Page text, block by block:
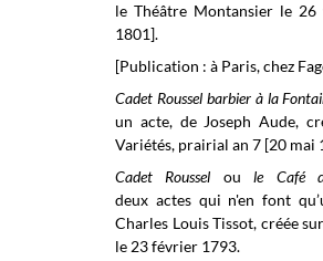
le Théâtre Montansier le
1801].
[Publication : à Paris, chez
Cadet Roussel barbier à la
un acte, de Joseph Aude,
Variétés, prairial an 7 [20 mai
Cadet Roussel ou le Café
deux actes qui n'en font
Charles Louis Tissot, créée
le 23 février 1793.